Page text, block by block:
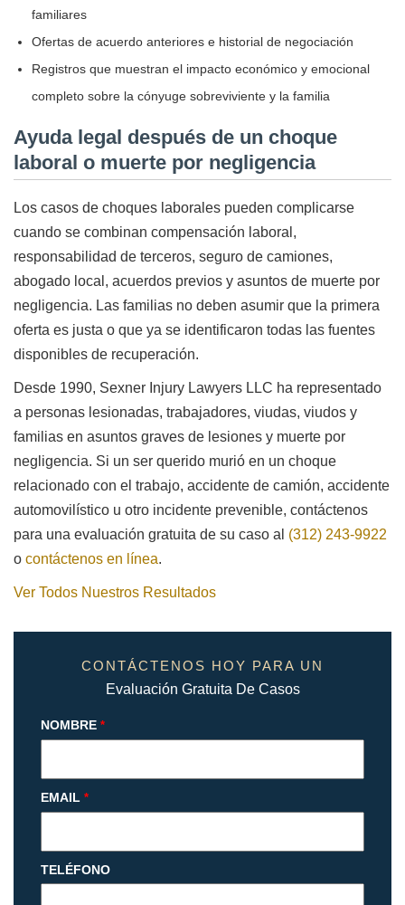
familiares
Ofertas de acuerdo anteriores e historial de negociación
Registros que muestran el impacto económico y emocional
completo sobre la cónyuge sobreviviente y la familia
Ayuda legal después de un choque
laboral o muerte por negligencia
Los casos de choques laborales pueden complicarse
cuando se combinan compensación laboral,
responsabilidad de terceros, seguro de camiones,
abogado local, acuerdos previos y asuntos de muerte por
negligencia. Las familias no deben asumir que la primera
oferta es justa o que ya se identificaron todas las fuentes
disponibles de recuperación.
Desde 1990, Sexner Injury Lawyers LLC ha representado
a personas lesionadas, trabajadores, viudas, viudos y
familias en asuntos graves de lesiones y muerte por
negligencia. Si un ser querido murió en un choque
relacionado con el trabajo, accidente de camión, accidente
automovilístico u otro incidente prevenible, contáctenos
para una evaluación gratuita de su caso al (312) 243-9922
o contáctenos en línea.
Ver Todos Nuestros Resultados
CONTÁCTENOS HOY PARA UN
Evaluación Gratuita De Casos
NOMBRE *
EMAIL *
TELÉFONO